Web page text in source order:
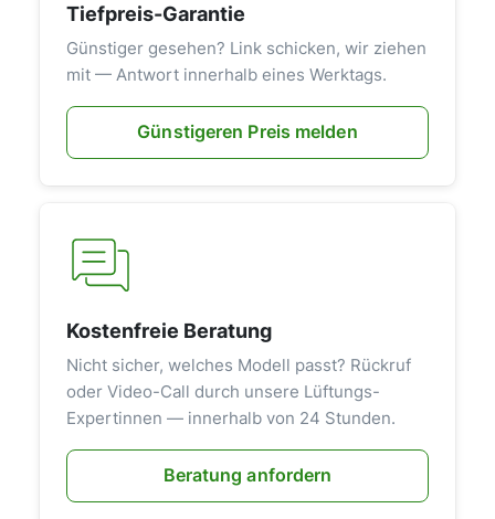
Tiefpreis-Garantie
Günstiger gesehen? Link schicken, wir ziehen
mit — Antwort innerhalb eines Werktags.
Günstigeren Preis melden
Kostenfreie Beratung
Nicht sicher, welches Modell passt? Rückruf
oder Video-Call durch unsere Lüftungs-
Expertinnen — innerhalb von 24 Stunden.
Beratung anfordern